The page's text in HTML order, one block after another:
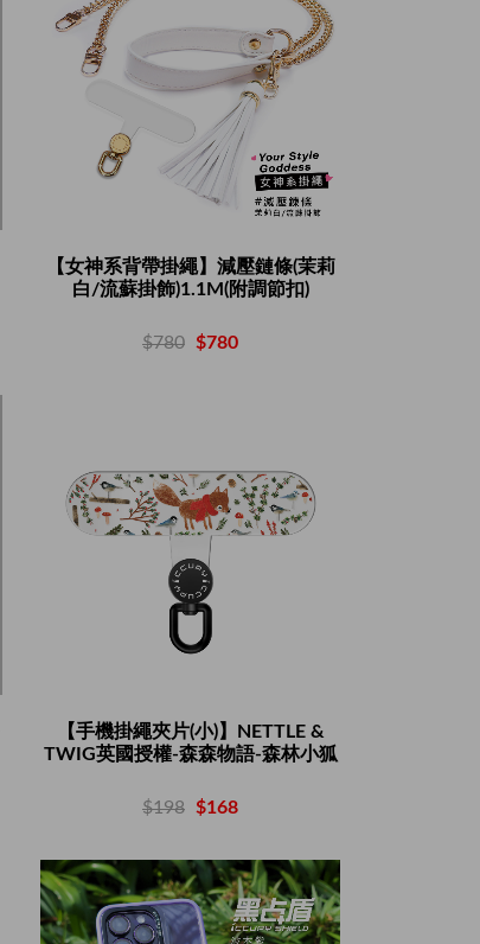
【女神系背帶掛繩】減壓鏈條(茉莉
白/流蘇掛飾)1.1M(附調節扣)
$780 $780
【手機掛繩夾片(小)】NETTLE &
TWIG英國授權-森森物語-森林小狐
$198 $168